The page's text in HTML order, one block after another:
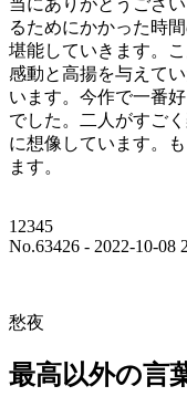
当にありがとうござ
るためにかかった時
堪能していきます。
感動と高揚を与えて
います。今作で一番
でした。二人がすご
に想像しています。
ます。
12345
No.63426 - 2022-10-08
愁夜
最高以外の言